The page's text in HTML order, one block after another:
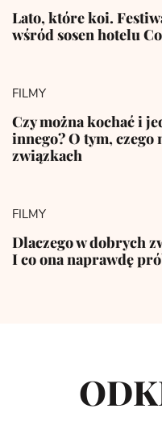
Lato, które koi.
wśród sosen hotelu
FILMY
Czy można kochać i
innego? O tym, czego
związkach
FILMY
Dlaczego w dobrych
I co ona naprawdę